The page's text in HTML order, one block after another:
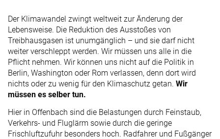
Der Klimawandel zwingt weltweit zur Änderung der
Lebensweise. Die Reduktion des Ausstoßes von
Treibhausgasen ist unumgänglich – und sie darf nicht
weiter verschleppt werden. Wir müssen uns alle in die
Pflicht nehmen. Wir können uns nicht auf die Politik in
Berlin, Washington oder Rom verlassen, denn dort wird
nichts oder zu wenig für den Klimaschutz getan. Wir
müssen es selber tun.
Hier in Offenbach sind die Belastungen durch Feinstaub,
Verkehrs- und Fluglärm sowie durch die geringe
Frischluftzufuhr besonders hoch. Radfahrer und Fußgänger